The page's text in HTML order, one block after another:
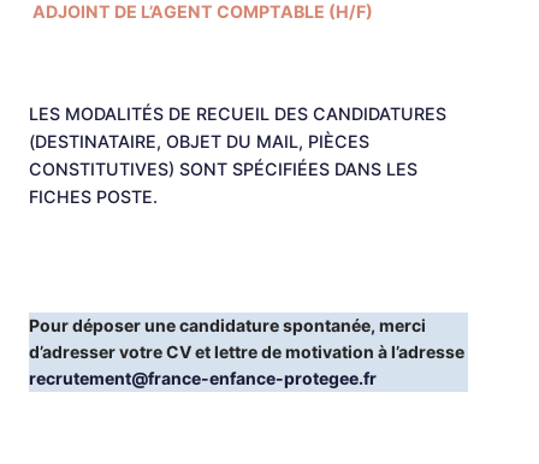
ADJOINT DE L’AGENT COMPTABLE (H/F)
LES MODALITÉS DE RECUEIL DES CANDIDATURES
(DESTINATAIRE, OBJET DU MAIL, PIÈCES
CONSTITUTIVES) SONT SPÉCIFIÉES DANS LES
FICHES POSTE.
Pour déposer une candidature spontanée, merci
d’adresser votre CV et lettre de motivation à l’adresse
recrutement@france-enfance-protegee.fr